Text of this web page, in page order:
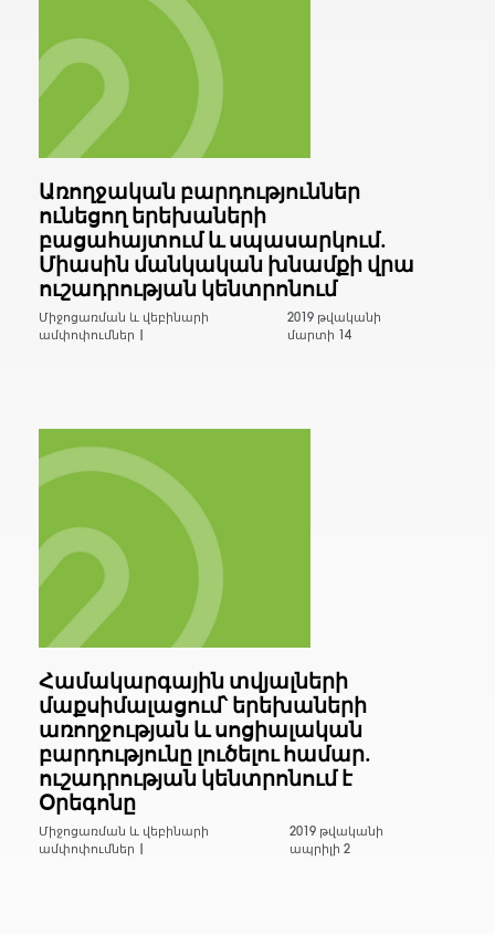
Առողջական բարդություններ
ունեցող երեխաների
բացահայտում և սպասարկում.
Միասին մանկական խնամքի վրա
ուշադրության կենտրոնում
Միջոցառման և վեբինարի
ամփոփումներ |
2019 թվականի
մարտի 14
Համակարգային տվյալների
մաքսիմալացում՝ երեխաների
առողջության և սոցիալական
բարդությունը լուծելու համար.
ուշադրության կենտրոնում է
Օրեգոնը
Միջոցառման և վեբինարի
ամփոփումներ |
2019 թվականի
ապրիլի 2